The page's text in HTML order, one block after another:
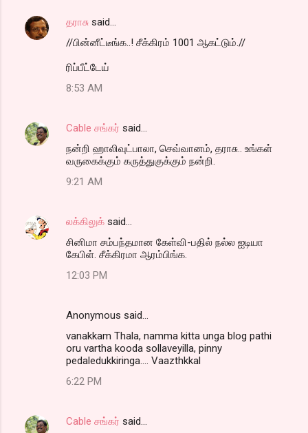
தராசு said…
//பின்னீட்டீங்க..! சீக்கிரம் 1001 ஆகட்டும்.//
ரிப்பீட்டேய்
8:53 AM
Cable சங்கர் said…
நன்றி ஹாலிவுட்பாலா, செவ்வானம், தராசு.. உங்கள்
வருகைக்கும் கருத்துகுக்கும் நன்றி.
9:21 AM
லக்கிலுக் said…
சினிமா சம்பந்தமான கேள்வி-பதில் நல்ல ஐடியா
கேபிள். சீக்கிரமா ஆரம்பிங்க.
12:03 PM
Anonymous said…
vanakkam Thala, namma kitta unga blog pathi
oru vartha kooda sollaveyilla, pinny
pedaledukkiringa.... Vaazthkkal
6:22 PM
Cable சங்கர் said…